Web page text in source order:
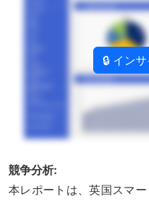
🔒 イン
競争分析:
本レポートは、英国スマ